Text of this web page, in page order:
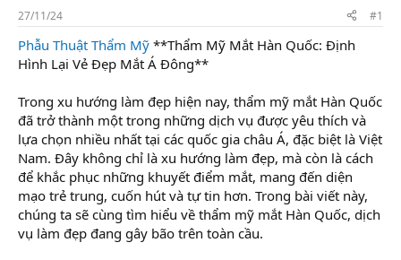
s
t
a
r
t
r
27/11/24 #1
Phẫu Thuật Thẩm Mỹ **Thẩm Mỹ Mắt Hàn Quốc: Định
Hình Lại Vẻ Đẹp Mắt Á Đông**
Trong xu hướng làm đẹp hiện nay, thẩm mỹ mắt Hàn Quốc
đã trở thành một trong những dịch vụ được yêu thích và
lựa chọn nhiều nhất tại các quốc gia châu Á, đặc biệt là Việt
Nam. Đây không chỉ là xu hướng làm đẹp, mà còn là cách
để khắc phục những khuyết điểm mắt, mang đến diện
mạo trẻ trung, cuốn hút và tự tin hơn. Trong bài viết này,
chúng ta sẽ cùng tìm hiểu về thẩm mỹ mắt Hàn Quốc, dịch
vụ làm đẹp đang gây bão trên toàn cầu.